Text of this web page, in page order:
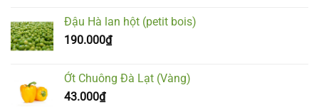
Đậu Hà lan hột (petit bois)
190.000₫
Ớt Chuông Đà Lạt (Vàng)
43.000₫